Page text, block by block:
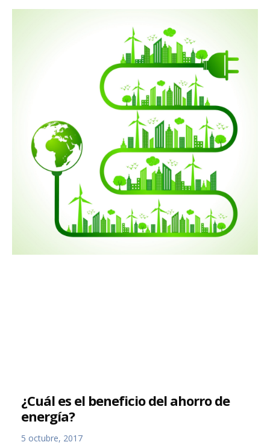
¿Cuál es el beneficio del ahorro de
energía?
5 octubre, 2017